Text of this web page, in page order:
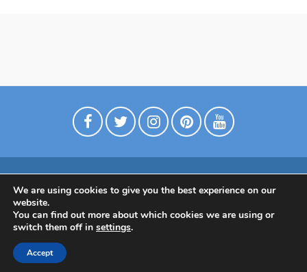
Digimarkkinointia matkailuyrityksille
Tietoa meistä
Ota yhtettä
Tietosuojaseloste
Tietoa Suomesta
We are using cookies to give you the best experience on our
website.
You can find out more about which cookies we are using or
switch them off in settings.
Accept